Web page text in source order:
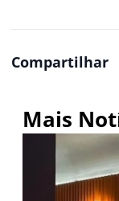
Compartilhar
Mais